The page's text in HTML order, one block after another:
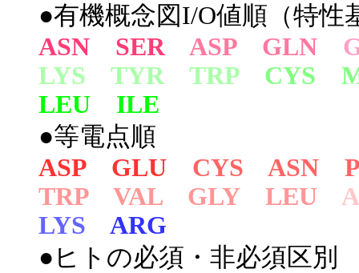
●有機概念図I/O値順（特性
ASN SER
ASP GLN
LYS TYR TRP
CYS
LEU ILE
●等電点順
ASP GLU
CYS ASN
TRP VAL GLY LEU
LYS
ARG
●ヒトの必須・非必須区別